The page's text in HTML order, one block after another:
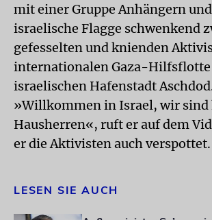
mit einer Gruppe Anhängern
israelische Flagge schwenkend
gefesselten und knienden
internationalen Gaza-
israelischen Hafenstadt
»Willkommen in Israel, wir sind
Hausherren«, ruft er auf dem
er die Aktivisten auch verspottet.
LESEN SIE AUCH